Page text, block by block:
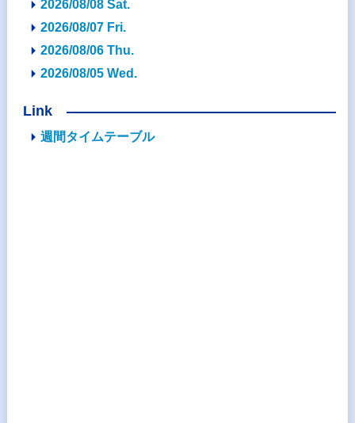
2026/08/08 Sat.
2026/08/07 Fri.
2026/08/06 Thu.
2026/08/05 Wed.
Link
週間タイムテーブル